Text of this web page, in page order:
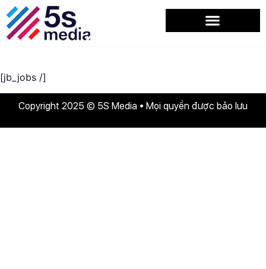
[jb_jobs /]
Copyright 2025 © 5S Media • Mọi quyền được bảo lưu